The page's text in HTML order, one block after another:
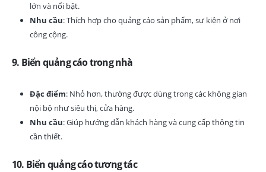
lớn và nổi bật.
Nhu cầu: Thích hợp cho quảng cáo sản phẩm, sự kiện ở nơi
công cộng.
9. Biển quảng cáo trong nhà
Đặc điểm: Nhỏ hơn, thường được dùng trong các không gian
nội bộ như siêu thị, cửa hàng.
Nhu cầu: Giúp hướng dẫn khách hàng và cung cấp thông tin
cần thiết.
10. Biển quảng cáo tương tác